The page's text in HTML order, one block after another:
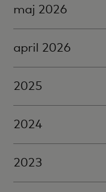
maj 2026
april 2026
2025
2024
2023